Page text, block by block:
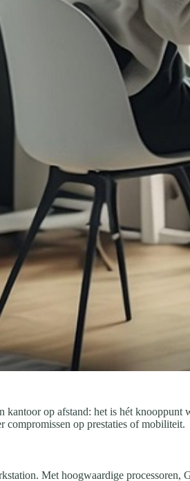
op afstand: het is hét
op prestaties of mobiliteit.
Met hoogwaardige